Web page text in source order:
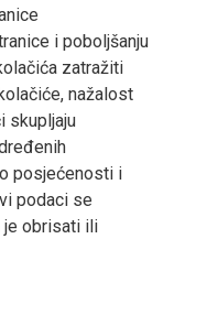
i poboljšanju
zatražiti
nažalost
skupljaju
posjećenosti i
podaci se
je obrisati ili